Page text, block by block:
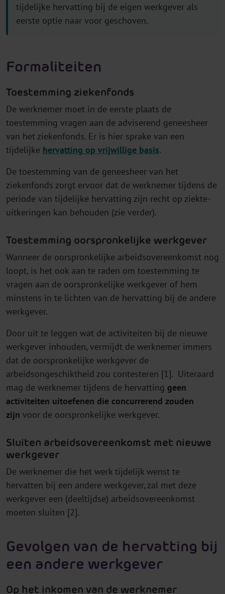
tijdelijke hervatting bij de eigen werkgever als
eerste optie naar voor geschoven.
Formaliteiten
Toestemming ziekenfonds
De werknemer moet in de eerste plaats de
toestemming vragen aan de adviserend geneesheer
van het ziekenfonds. Er is hier sprake van een
tijdelijke hervatting op vrijwillige basis.
De toestemming van de geneesheer van het
ziekenfonds zorgt ervoor dat de werknemer tijdens de
periode van tijdelijke hervatting zijn recht op ziekte-
uitkeringen kan behouden (zie verder).
Toestemming oorspronkelijke werkgever
Wanneer de oorspronkelijke arbeidsovereenkomst nog
loopt, is het ook aan te raden om toestemming te
vragen aan de oorspronkelijke werkgever of hem
minstens in te lichten van de hervatting bij de andere
werkgever.
Door uit te leggen wat de activiteiten bij de nieuwe
werkgever inhouden, vermijdt de werknemer immers
dat de oorspronkelijke werkgever de
arbeidsongeschiktheid zou contesteren [1]. Uiteraard
mag de werknemer tijdens de hervatting geen
activiteiten uitoefenen die concurrerend zouden
zijn voor de oorspronkelijke werkgever.
Sluiten arbeidsovereenkomst met nieuwe
werkgever
De werknemer die het werk tijdelijk wenst te
hervatten bij een andere werkgever, zal met deze
werkgever een (deeltijdse) arbeidsovereenkomst
moeten sluiten [2].
Gevolgen van de hervatting bij
een andere werkgever
Op het inkomen van de werknemer